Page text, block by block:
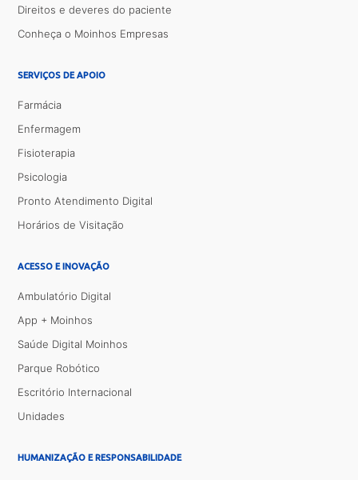
Direitos e deveres do paciente
Conheça o Moinhos Empresas
SERVIÇOS DE APOIO
Farmácia
Enfermagem
Fisioterapia
Psicologia
Pronto Atendimento Digital
Horários de Visitação
ACESSO E INOVAÇÃO
Ambulatório Digital
App + Moinhos
Saúde Digital Moinhos
Parque Robótico
Escritório Internacional
Unidades
HUMANIZAÇÃO E RESPONSABILIDADE